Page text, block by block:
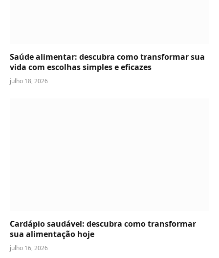
Saúde alimentar: descubra como transformar sua
vida com escolhas simples e eficazes
julho 18, 2026
Cardápio saudável: descubra como transformar
sua alimentação hoje
julho 16, 2026